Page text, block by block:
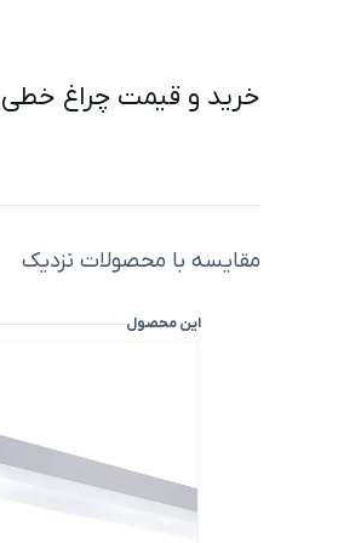
خرید و قیمت چراغ خطی روکار
مقایسه با محصولات نزدیک
این محصول